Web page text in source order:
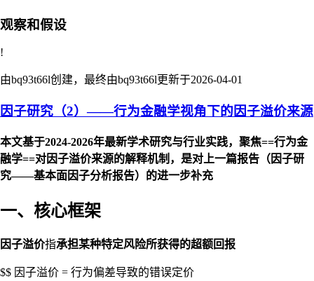
观察和假设
!
由bq93t66l创建，最终由bq93t66l更新于2026-04-01
因子研究（2）——行为金融学视角下的因子溢价来源
本文基于2024-2026年最新学术研究与行业实践，聚焦==行为金
融学==对因子溢价来源的解释机制，是对上一篇报告（因子研
究——基本面因子分析报告）的进一步补充
一、核心框架
因子溢价指承担某种特定风险所获得的超额回报
$$ 因子溢价 = 行为偏差导致的错误定价